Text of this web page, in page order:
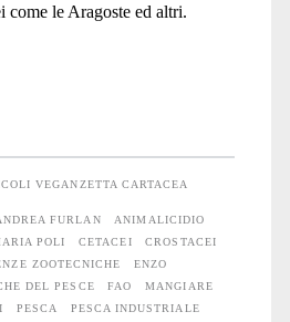
come le Aragoste ed altri.
VEGANZETTA CARTACEA
FURLAN
ANIMALICIDIO
POLI CETACEI
CROSTACEI
ZOOTECNICHE
ENZO
DEL PESCE FAO
MANGIARE
PESCA
PESCA INDUSTRIALE